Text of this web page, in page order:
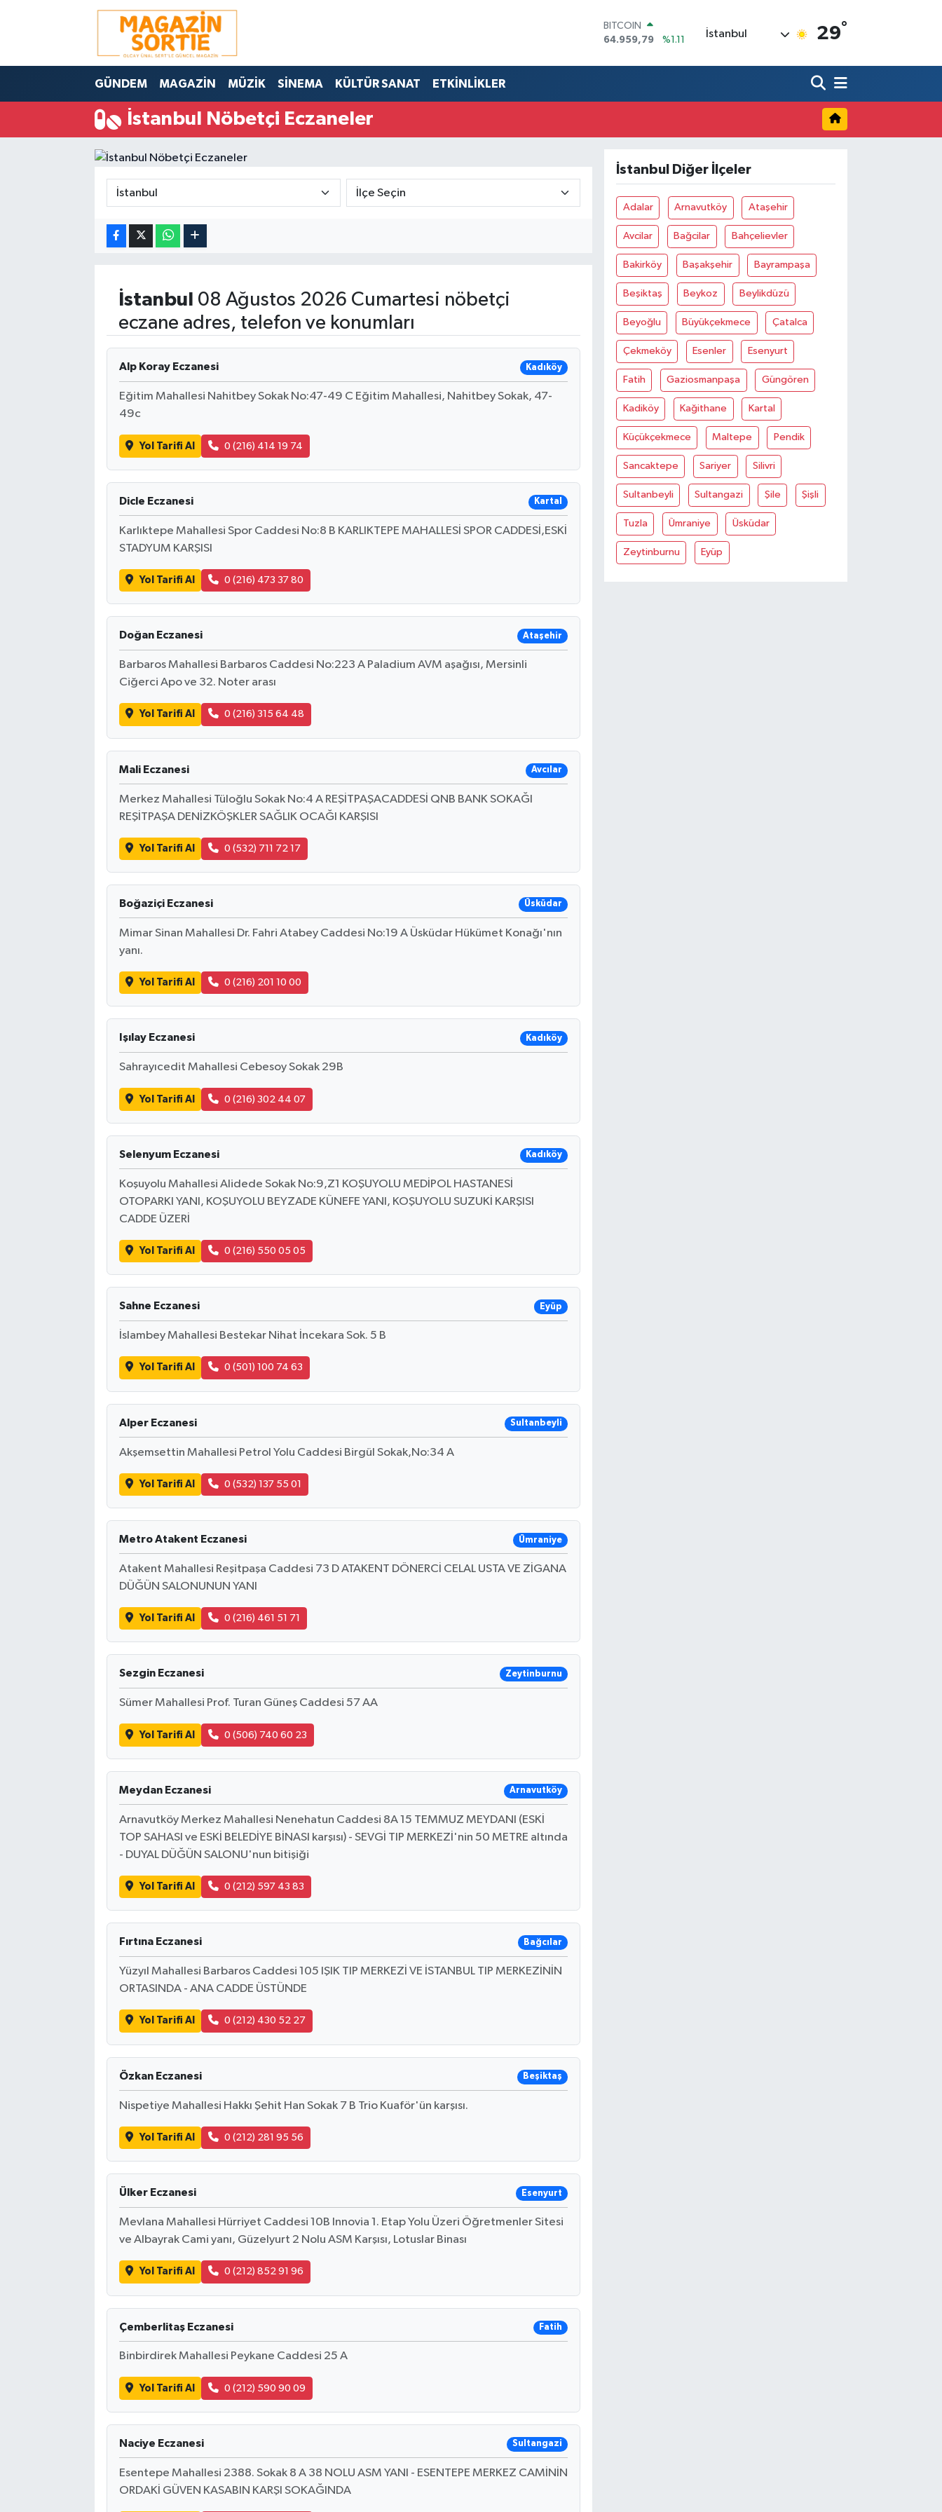
DOLAR
47,7436
%0.18
55,2510
%0.32
BİST100
İstanbul 29°
GÜNDEM MAGAZİN MÜZİK SİNEMA KÜLTÜR SANAT ETKİNLİKLER
İstanbul Nöbetçi Eczaneler
İstanbul 08 Ağustos 2026 Cumartesi nöbetçi
eczane adres, telefon ve konumları
Alp Koray Eczanesi Kadıköy
Eğitim Mahallesi Nahitbey Sokak No:47-49 C Eğitim Mahallesi, Nahitbey Sokak, 47-
49c
Yol Tarifi Al 0 (216) 414 19 74
Dicle Eczanesi Kartal
Karlıktepe Mahallesi Spor Caddesi No:8 B KARLIKTEPE MAHALLESİ SPOR CADDESİ,ESKİ
STADYUM KARŞISI
Yol Tarifi Al 0 (216) 473 37 80
Doğan Eczanesi Ataşehir
Barbaros Mahallesi Barbaros Caddesi No:223 A Paladium AVM aşağısı, Mersinli
Ciğerci Apo ve 32. Noter arası
Yol Tarifi Al 0 (216) 315 64 48
Mali Eczanesi Avcılar
Merkez Mahallesi Tüloğlu Sokak No:4 A REŞİTPAŞACADDESİ QNB BANK SOKAĞI
REŞİTPAŞA DENİZKÖŞKLER SAĞLIK OCAĞI KARŞISI
Yol Tarifi Al 0 (532) 711 72 17
Boğaziçi Eczanesi Üsküdar
Mimar Sinan Mahallesi Dr. Fahri Atabey Caddesi No:19 A Üsküdar Hükümet Konağı'nın
yanı.
Yol Tarifi Al 0 (216) 201 10 00
Işılay Eczanesi Kadıköy
Sahrayıcedit Mahallesi Cebesoy Sokak 29B
Yol Tarifi Al 0 (216) 302 44 07
Selenyum Eczanesi Kadıköy
Koşuyolu Mahallesi Alidede Sokak No:9,Z1 KOŞUYOLU MEDİPOL HASTANESİ
OTOPARKI YANI, KOŞUYOLU BEYZADE KÜNEFE YANI, KOŞUYOLU SUZUKİ KARŞISI
CADDE ÜZERİ
Yol Tarifi Al 0 (216) 550 05 05
Sahne Eczanesi Eyüp
İslambey Mahallesi Bestekar Nihat İncekara Sok. 5 B
Yol Tarifi Al 0 (501) 100 74 63
Alper Eczanesi Sultanbeyli
Akşemsettin Mahallesi Petrol Yolu Caddesi Birgül Sokak,No:34 A
Yol Tarifi Al 0 (532) 137 55 01
Metro Atakent Eczanesi Ümraniye
Atakent Mahallesi Reşitpaşa Caddesi 73 D ATAKENT DÖNERCİ CELAL USTA VE ZİGANA
DÜĞÜN SALONUNUN YANI
Yol Tarifi Al 0 (216) 461 51 71
Sezgin Eczanesi Zeytinburnu
Sümer Mahallesi Prof. Turan Güneş Caddesi 57 AA
Yol Tarifi Al 0 (506) 740 60 23
Meydan Eczanesi Arnavutköy
Arnavutköy Merkez Mahallesi Nenehatun Caddesi 8A 15 TEMMUZ MEYDANI (ESKİ
TOP SAHASI ve ESKİ BELEDİYE BİNASI karşısı) - SEVGİ TIP MERKEZİ'nin 50 METRE altında
- DUYAL DÜĞÜN SALONU'nun bitişiği
Yol Tarifi Al 0 (212) 597 43 83
Fırtına Eczanesi Bağcılar
Yüzyıl Mahallesi Barbaros Caddesi 105 IŞIK TIP MERKEZİ VE İSTANBUL TIP MERKEZİNİN
ORTASINDA - ANA CADDE ÜSTÜNDE
Yol Tarifi Al 0 (212) 430 52 27
Özkan Eczanesi Beşiktaş
Nispetiye Mahallesi Hakkı Şehit Han Sokak 7 B Trio Kuaför'ün karşısı.
Yol Tarifi Al 0 (212) 281 95 56
Ülker Eczanesi Esenyurt
Mevlana Mahallesi Hürriyet Caddesi 10B Innovia 1. Etap Yolu Üzeri Öğretmenler Sitesi
ve Albayrak Cami yanı, Güzelyurt 2 Nolu ASM Karşısı, Lotuslar Binası
Yol Tarifi Al 0 (212) 852 91 96
Çemberlitaş Eczanesi Fatih
Binbirdirek Mahallesi Peykane Caddesi 25 A
Yol Tarifi Al 0 (212) 590 90 09
Naciye Eczanesi Sultangazi
Esentepe Mahallesi 2388. Sokak 8 A 38 NOLU ASM YANI - ESENTEPE MERKEZ CAMİNİN
ORDAKİ GÜVEN KASABIN KARŞI SOKAĞINDA
İstanbul Diğer İlçeler
Adalar Arnavutköy Ataşehir
Avcilar Bağcilar Bahçelievler
Bakirköy Başakşehir Bayrampaşa
Beşiktaş Beykoz Beylikdüzü
Beyoğlu Büyükçekmece Çatalca
Çekmeköy Esenler Esenyurt
Fatih Gaziosmanpaşa Güngören
Kadiköy Kağithane Kartal
Küçükçekmece Maltepe Pendik
Sancaktepe Sariyer Silivri
Sultanbeyli Sultangazi Şile Şişli
Tuzla Ümraniye Üsküdar
Zeytinburnu Eyüp
Nöbetçi Eczaneler
Hava Durumu
Trafik Durumu
Süper Lig Puan Durumu ve Fikstür
Tüm Manşetler
Son Dakika Haberleri